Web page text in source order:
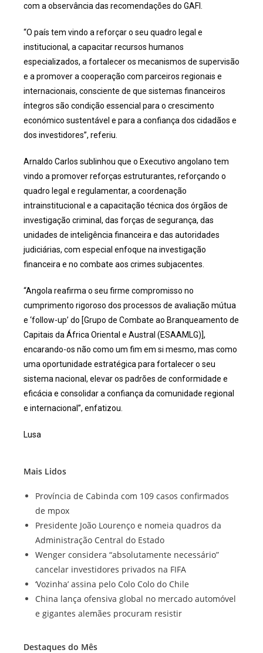
com a observância das recomendações do GAFI.
“O país tem vindo a reforçar o seu quadro legal e
institucional, a capacitar recursos humanos
especializados, a fortalecer os mecanismos de supervisão
e a promover a cooperação com parceiros regionais e
internacionais, consciente de que sistemas financeiros
íntegros são condição essencial para o crescimento
económico sustentável e para a confiança dos cidadãos e
dos investidores”, referiu.
Arnaldo Carlos sublinhou que o Executivo angolano tem
vindo a promover reforças estruturantes, reforçando o
quadro legal e regulamentar, a coordenação
intrainstitucional e a capacitação técnica dos órgãos de
investigação criminal, das forças de segurança, das
unidades de inteligência financeira e das autoridades
judiciárias, com especial enfoque na investigação
financeira e no combate aos crimes subjacentes.
“Angola reafirma o seu firme compromisso no
cumprimento rigoroso dos processos de avaliação mútua
e ‘follow-up’ do [Grupo de Combate ao Branqueamento de
Capitais da África Oriental e Austral (ESAAMLG)],
encarando-os não como um fim em si mesmo, mas como
uma oportunidade estratégica para fortalecer o seu
sistema nacional, elevar os padrões de conformidade e
eficácia e consolidar a confiança da comunidade regional
e internacional”, enfatizou.
Lusa
Mais Lidos
Província de Cabinda com 109 casos confirmados
de mpox
Presidente João Lourenço e nomeia quadros da
Administração Central do Estado
Wenger considera “absolutamente necessário”
cancelar investidores privados na FIFA
‘Vozinha’ assina pelo Colo Colo do Chile
China lança ofensiva global no mercado automóvel
e gigantes alemães procuram resistir
Destaques do Mês